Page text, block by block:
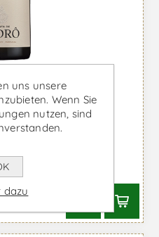
Chardonnay -
MwSt.
uns unsere
Wenn Sie
nutzen, sind
dazu